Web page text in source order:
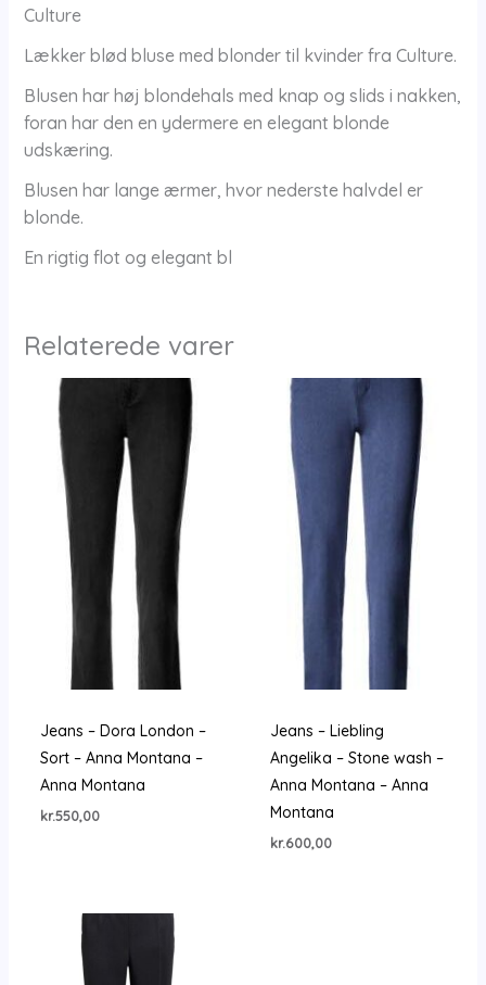
Culture
Lækker blød bluse med blonder til kvinder fra Culture.
Blusen har høj blondehals med knap og slids i nakken,
foran har den en ydermere en elegant blonde
udskæring.
Blusen har lange ærmer, hvor nederste halvdel er
blonde.
En rigtig flot og elegant bl
Relaterede varer
Jeans – Dora London –
Sort – Anna Montana –
Anna Montana
kr.550,00
Jeans – Liebling
Angelika – Stone wash –
Anna Montana – Anna
Montana
kr.600,00